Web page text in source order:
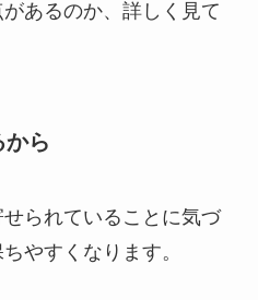
あるのか、詳しく見て
ら
られていることに気づ
やすくなります。